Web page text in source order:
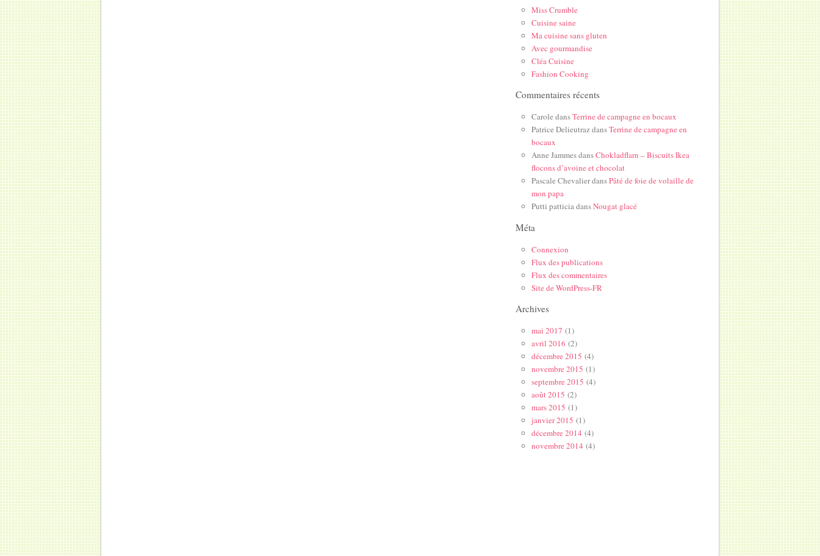
Miss Crumble
Cuisine saine
Ma cuisine sans gluten
Avec gourmandise
Cléa Cuisine
Fashion Cooking
Commentaires récents
Carole dansTerrine de campagne en bocaux
Patrice DelieutrazdansTerrine de campagne en
bocaux
Anne JammesdansChokladflarn – Biscuits Ikea
flocons d’avoine et chocolat
Pascale ChevalierdansPâté de foie de volaille de
mon papa
Putti patticiadansNougat glacé
Méta
Connexion
Flux des publications
Flux des commentaires
Site de WordPress-FR
Archives
mai 2017 (1)
avril 2016 (2)
décembre 2015 (4)
novembre 2015 (1)
septembre 2015 (4)
août 2015 (2)
mars 2015 (1)
janvier 2015 (1)
décembre 2014 (4)
novembre 2014 (4)